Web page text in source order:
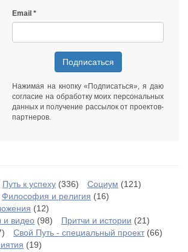
Email
Подписаться
Нажимая на кнопку «Подписаться», я даю
согласие на обработку моих персональных
данных и получение рассылок от проектов-
партнеров.
Путь к успеху (336) Социум (121)
Философия и религия (16)
(12)
видео (98) Притчи и истории (21)
Свой Путь - специальный проект(66)
(19)